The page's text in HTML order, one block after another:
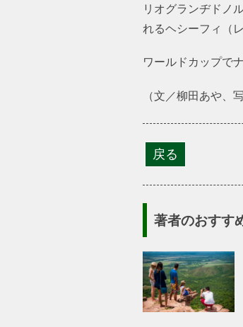
リオグランヂドノ
れるヘシーフィ（
ワールドカップで
（文／柳田あや、
著者のおすす